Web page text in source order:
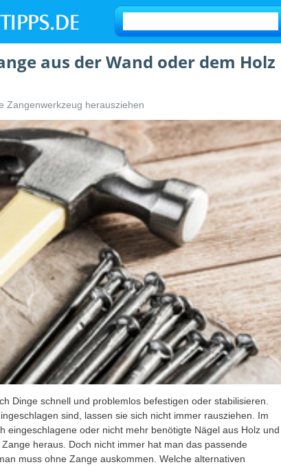
aus der Wand oder dem Holz
Zangenwerkzeug herausziehen
Dinge schnell und problemlos befestigen oder stabilisieren.
sind, lassen sie sich nicht immer rausziehen. Im
eingeschlagene oder nicht mehr benötigte Nägel aus Holz und
heraus. Doch nicht immer hat man das passende
muss ohne Zange auskommen. Welche alternativen